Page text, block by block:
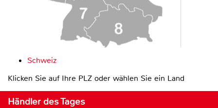
Schweiz
Klicken Sie auf Ihre PLZ oder wählen Sie ein Land
Händler des Tages